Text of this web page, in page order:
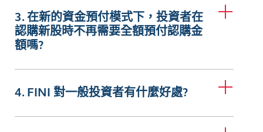
3. 在新的資金預付模式下，投資者在
認購新股時不再需要全額預付認購金
額嗎?
4. FINI 對一般投資者有什麼好處?